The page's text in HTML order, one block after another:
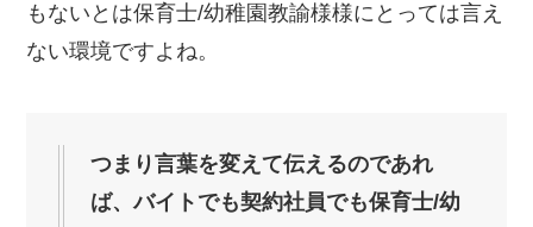
もないとは保育士/幼稚園教諭様様にとっては言え
ない環境ですよね。
つまり言葉を変えて伝えるのであれ
ば、バイトでも契約社員でも保育士/幼